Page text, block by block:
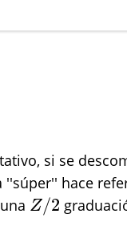
si se
hace
Z/2
Z/2